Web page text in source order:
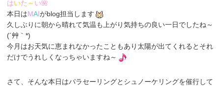
はいた ～ い🌺
本日はMAIがblog担当します
久しぶりに朝から晴れて気温も上がり気持ちの良い一日でしたね～
(´艸｀*)
今月はお天気に恵まれなかったこともあり太陽が出てくれるとそれ
だけでうれしくなっちゃいますね～
さて、そんな本日はパラセーリングとシュノーケリングを催行して